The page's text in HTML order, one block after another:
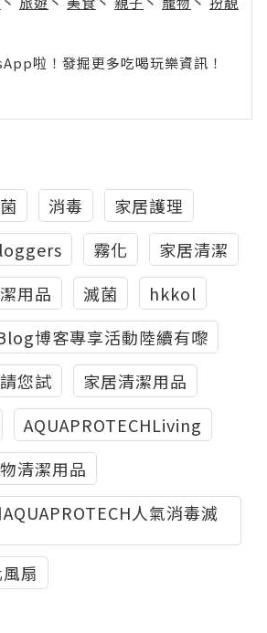
啦！發掘更多吃喝玩樂資訊！
消毒
家居護理
霧化
家居清潔
用品 滅菌
hkkol
博客專享活動陸續有嚟
您試
家居清潔用品
AQUAPROTECHLiving
清潔用品
人氣消毒滅
扇